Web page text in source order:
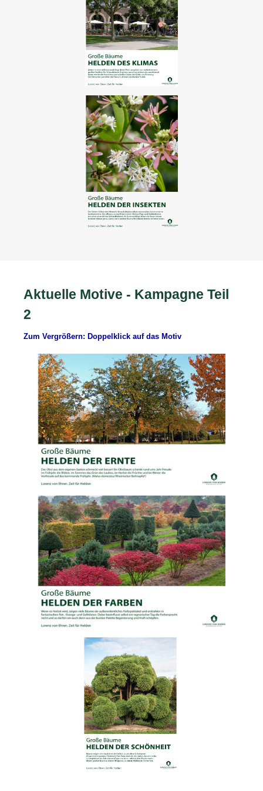
Aktuelle Motive - Kampagne Teil
2
Zum Vergrößern: Doppelklick auf das Motiv